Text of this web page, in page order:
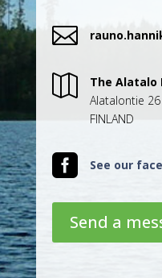


The Alatalo
Alatalontie
FINLAND
 See our
Send a